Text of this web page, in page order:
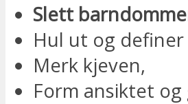
Slett
Hul ut og
Merk kjeven,
Form ansiktet